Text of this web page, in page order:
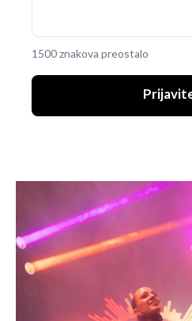
1500 znakova preostalo